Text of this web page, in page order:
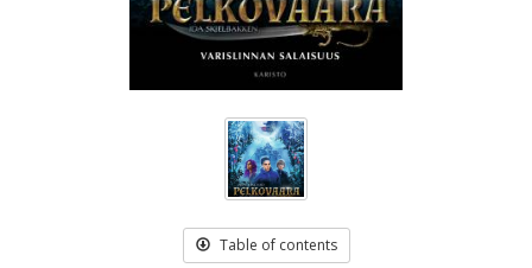
Table of contents